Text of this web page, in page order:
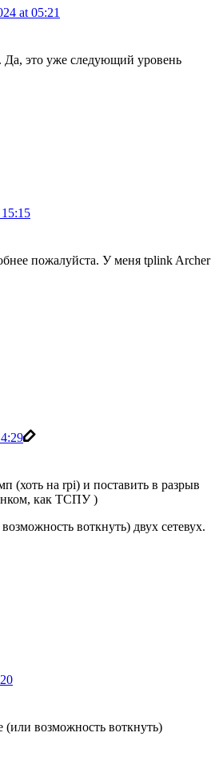
at 05:21
Да, это уже следующий уровень
пожалуйста. У меня tplink Archer
(хоть на rpi) и поставить в разрыв
как ТСПУ )
воткнуть) двух сетевух.
(или возможность воткнуть)